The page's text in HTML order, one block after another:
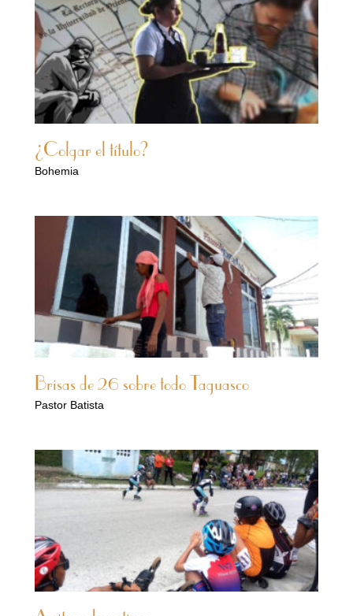
¿Colgar el título?
Bohemia
Brisas de 26 sobre todo Taguasco
Pastor Batista